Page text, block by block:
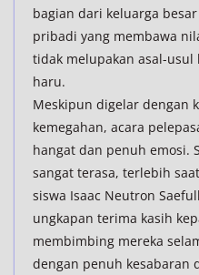
bagian dari keluarga besar
pribadi yang membawa
tidak melupakan asal-usul
haru.
Meskipun digelar dengan
kemegahan, acara
hangat dan penuh emosi.
sangat terasa, terlebih
siswa Isaac Neutron
ungkapan terima kasih
membimbing mereka
dengan penuh kesabaran